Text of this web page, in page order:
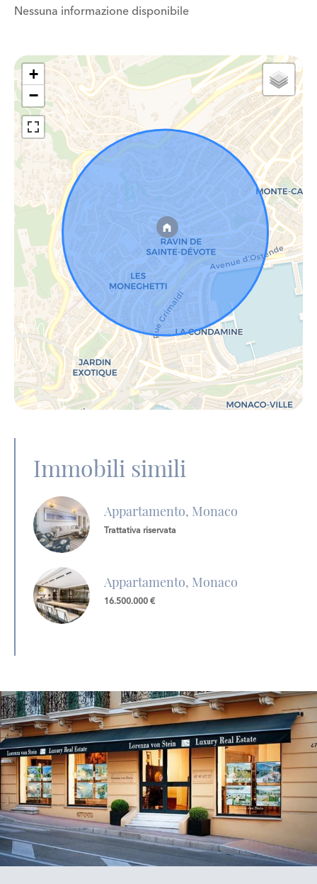
Nessuna informazione disponibile
+
−
Immobili simili
Appartamento, Monaco
Trattativa riservata
Appartamento, Monaco
16.500.000 €